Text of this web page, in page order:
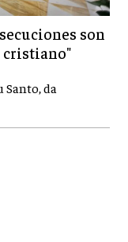
son
da